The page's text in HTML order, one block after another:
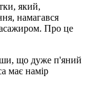
який,
намагався
Про це
що дуже п'яний
має намір